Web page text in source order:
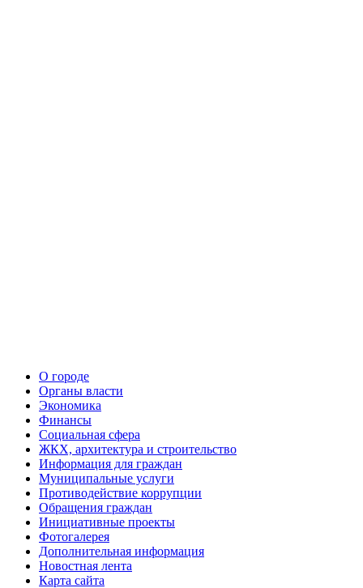
О городе
Органы власти
Экономика
Финансы
Социальная сфера
ЖКХ, архитектура и строительство
Информация для граждан
Муниципальные услуги
Противодействие коррупции
Обращения граждан
Инициативные проекты
Фотогалерея
Дополнительная информация
Новостная лента
Карта сайта